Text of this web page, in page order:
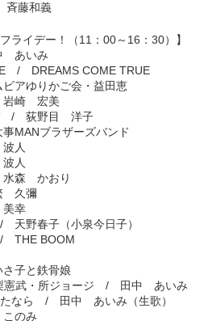
藤和義
ライデー！（11：00～16：30）】
あいみ
/ DREAMS COME TRUE
ゆりかご会・益田恵
崎 宏美
/ 荻野目 洋子
ブラザーズバンド
人
人
森 かおり
久彌
幸
野春子（小泉今日子）
THE BOOM
子と鉄骨娘
憲武・所ジョージ / 田中 あいみ
たなら / 田中 あいみ（生歌）
のみ